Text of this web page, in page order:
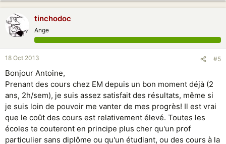
tinchodoc
Ange
18 Oct 2013 #5
Bonjour Antoine,
Prenant des cours chez EM depuis un bon moment déjà (2
ans, 2h/sem), je suis assez satisfait des résultats, même si
je suis loin de pouvoir me vanter de mes progrès! Il est vrai
que le coût des cours est relativement élevé. Toutes les
écoles te couteront en principe plus cher qu'un prof
particulier sans diplôme ou qu'un étudiant, ou des cours à la